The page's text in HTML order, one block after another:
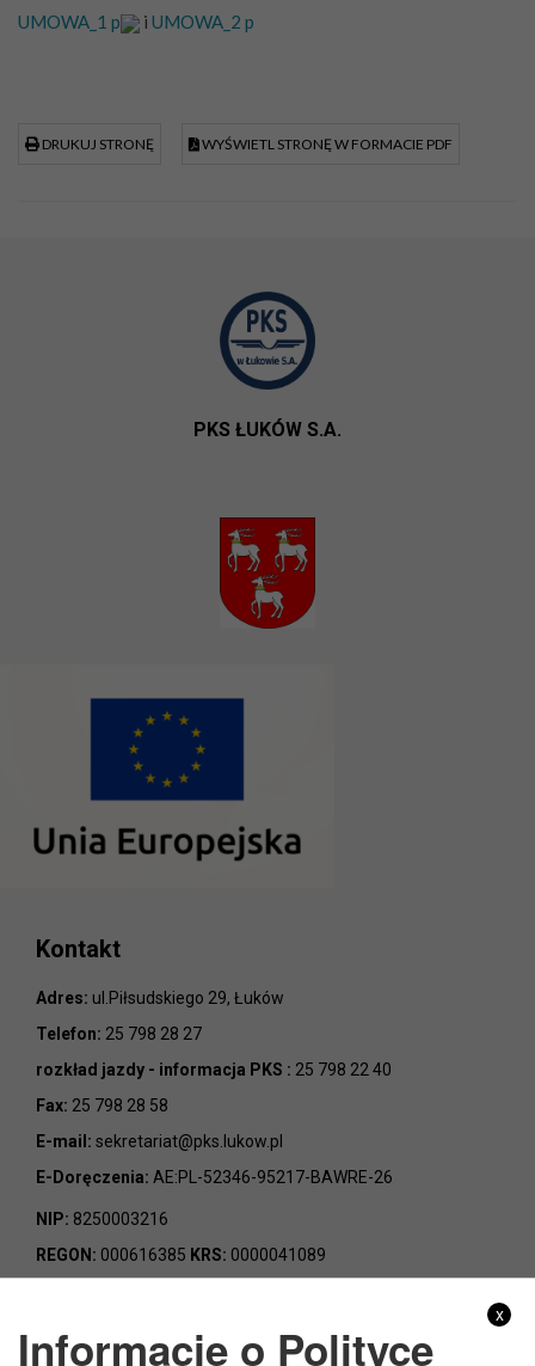
UMOWA_1 p i UMOWA_2 p
DRUKUJ STRONĘ WYŚWIETL STRONĘ W FORMACIE PDF
PKS ŁUKÓW S.A.
Kontakt
Adres: ul.Piłsudskiego 29, Łuków
Telefon: 25 798 28 27
rozkład jazdy - informacja PKS : 25 798 22 40
Fax: 25 798 28 58
E-mail: sekretariat@pks.lukow.pl
E-Doręczenia: AE:PL-52346-95217-BAWRE-26
NIP: 8250003216
REGON: 000616385 KRS: 0000041089
x
Informacje o Polityce